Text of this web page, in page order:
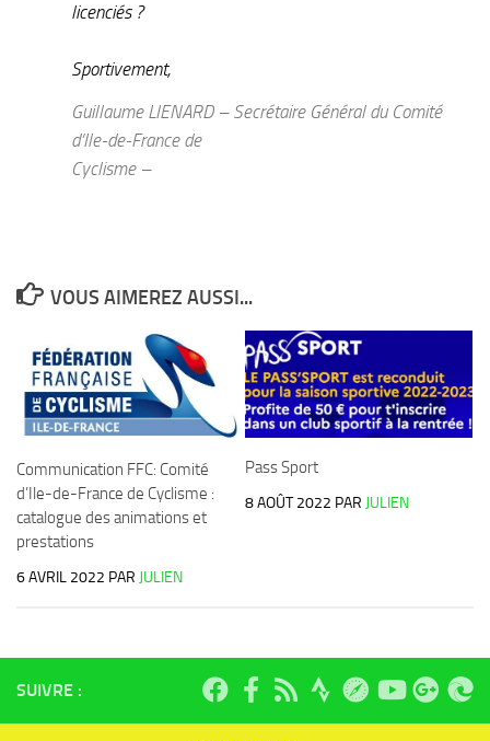
licenciés ?
Sportivement,
Guillaume LIENARD – Secrétaire Général du Comité
d’Ile-de-France de
Cyclisme –
VOUS AIMEREZ AUSSI...
Communication FFC: Comité
d’Ile-de-France de Cyclisme :
catalogue des animations et
prestations
6 AVRIL 2022 PAR JULIEN
Pass Sport
8 AOÛT 2022 PAR JULIEN
SUIVRE :